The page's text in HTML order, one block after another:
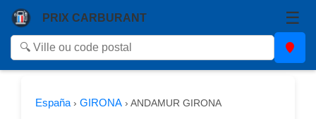
PRIX CARBURANT ☰
España› GIRONA› ANDAMUR GIRONA